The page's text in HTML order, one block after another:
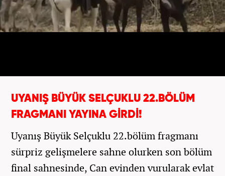
UYANIŞ BÜYÜK SELÇUKLU 22.BÖLÜM
FRAGMANI YAYINA GİRDİ!
Uyanış Büyük Selçuklu 22.bölüm fragmanı
sürpriz gelişmelere sahne olurken son bölüm
final sahnesinde, Can evinden vurularak evlat